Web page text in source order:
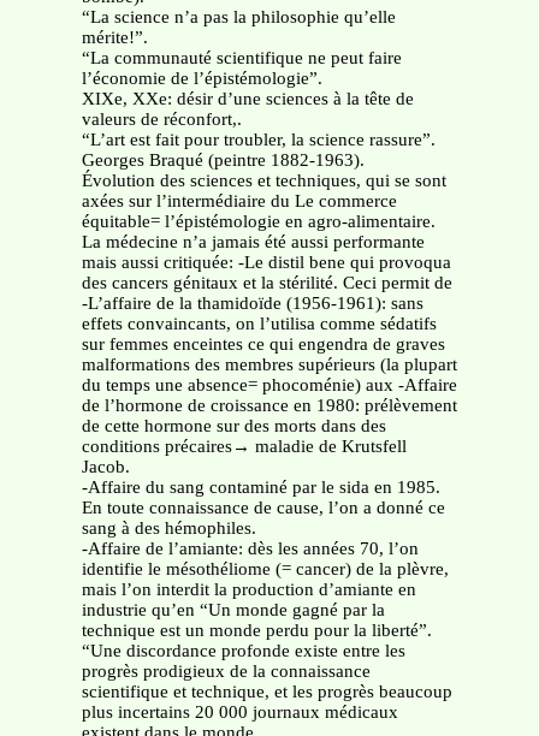
“La science n’a pas la philosophie qu’elle
mérite!”.
“La communauté scientifique ne peut faire
l’économie de l’épistémologie”.
XIXe, XXe: désir d’une sciences à la tête de
valeurs de réconfort,.
“L’art est fait pour troubler, la science rassure”.
Georges Braqué (peintre 1882-1963).
Évolution des sciences et techniques, qui se sont
axées sur l’intermédiaire du Le commerce
équitable= l’épistémologie en agro-alimentaire.
La médecine n’a jamais été aussi performante
mais aussi critiquée: -Le distil bene qui provoqua
des cancers génitaux et la stérilité. Ceci permit de
-L’affaire de la thamidoïde (1956-1961): sans
effets convaincants, on l’utilisa comme sédatifs
sur femmes enceintes ce qui engendra de graves
malformations des membres supérieurs (la plupart
du temps une absence= phocoménie) aux -Affaire
de l’hormone de croissance en 1980: prélèvement
de cette hormone sur des morts dans des
conditions précaires→ maladie de Krutsfell
Jacob.
-Affaire du sang contaminé par le sida en 1985.
En toute connaissance de cause, l’on a donné ce
sang à des hémophiles.
-Affaire de l’amiante: dès les années 70, l’on
identifie le mésothéliome (= cancer) de la plèvre,
mais l’on interdit la production d’amiante en
industrie qu’en “Un monde gagné par la
technique est un monde perdu pour la liberté”.
“Une discordance profonde existe entre les
progrès prodigieux de la connaissance
scientifique et technique, et les progrès beaucoup
plus incertains 20 000 journaux médicaux